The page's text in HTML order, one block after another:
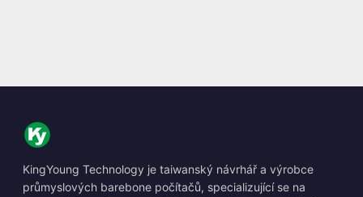
KingYoung Technology je taiwanský návrhář a výrobce
průmyslových barebone počítačů, specializující se na